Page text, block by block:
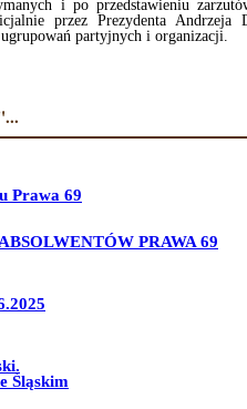
i po przedstawieniu
przez Prezydenta Andrzeja
partyjnych i organizacji.
Prawa 69
PRAWA 69
Śląskim